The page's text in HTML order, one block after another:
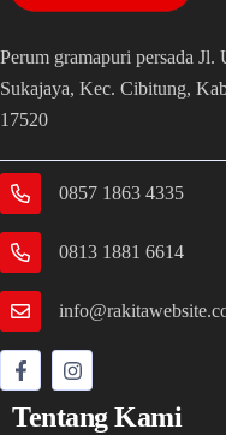
Perum gramapuri persada
Sukajaya, Kec. Cibitung,
17520
0857 1863 4335
0813 1881 6614
Tentang Kami